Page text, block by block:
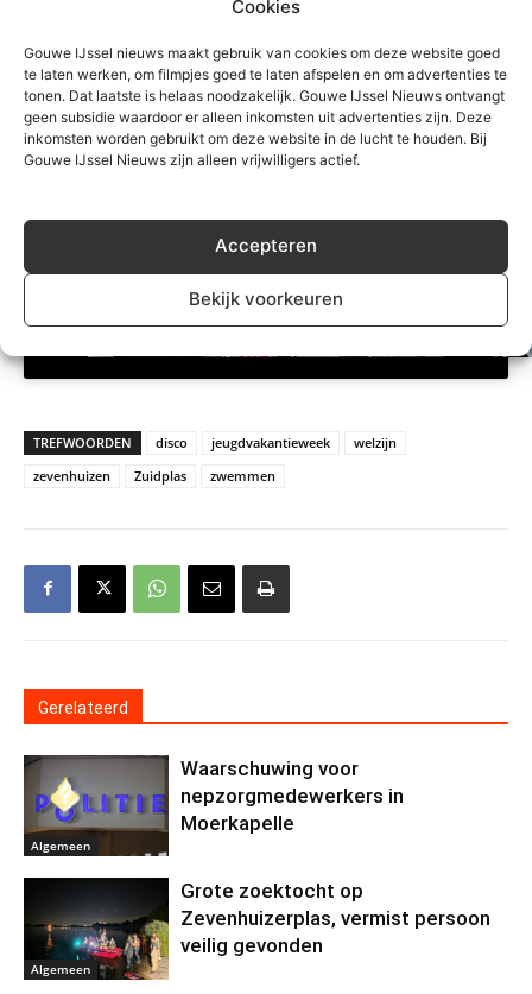
Cookies
Gouwe IJssel nieuws maakt gebruik van cookies om deze website goed
te laten werken, om filmpjes goed te laten afspelen en om advertenties te
tonen. Dat laatste is helaas noodzakelijk. Gouwe IJssel Nieuws ontvangt
geen subsidie waardoor er alleen inkomsten uit advertenties zijn. Deze
inkomsten worden gebruikt om deze website in de lucht te houden. Bij
Gouwe IJssel Nieuws zijn alleen vrijwilligers actief.
Accepteren
Bekijk voorkeuren
TREFWOORDEN disco jeugdvakantieweek
welzijn
zevenhuizen
Zuidplas zwemmen
Gerelateerd
Algemeen
Waarschuwing voor
nepzorgmedewerkers in
Moerkapelle
Algemeen
Grote zoektocht op
Zevenhuizerplas, vermist persoon
veilig gevonden